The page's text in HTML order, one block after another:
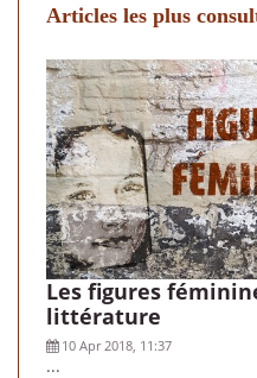
Articles les plus
Les figures
littérature
10 Apr 2018, 11:37
...